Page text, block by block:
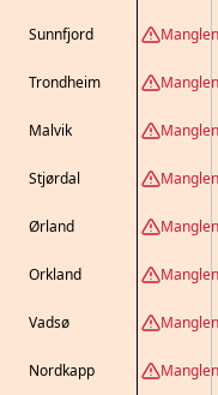
Sunnfjord
Trondheim
Malvik
Stjørdal
Ørland
Orkland
Vadsø
Nordkapp